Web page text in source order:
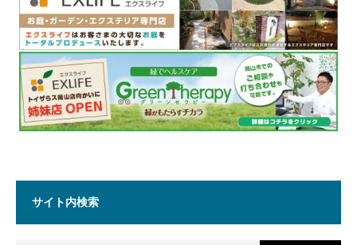
サイト内検索